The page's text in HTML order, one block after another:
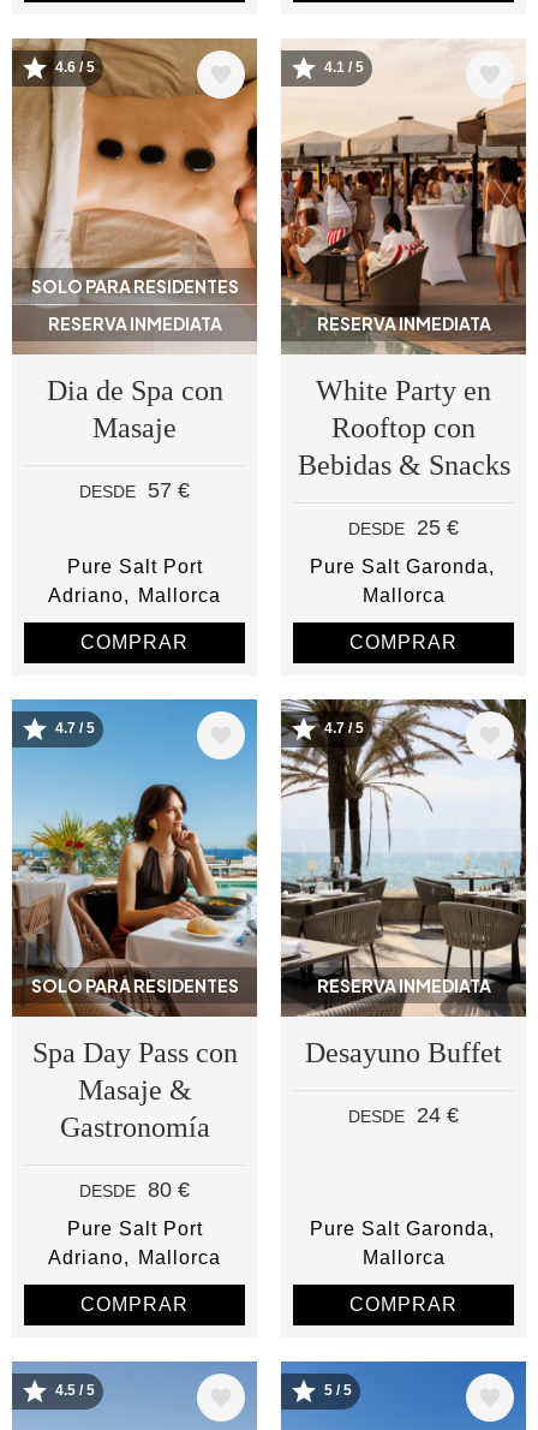
SOLO PARA RESIDENTES
RESERVA INMEDIATA
Image
4.6 / 5
Dia de Spa con
Masaje
DESDE 57 €
Pure Salt Port
Adriano
Mallorca
COMPRAR
RESERVA INMEDIATA
Image
4.1 / 5
White Party en
Rooftop con
Bebidas & Snacks
DESDE 25 €
Pure Salt Garonda
Mallorca
COMPRAR
SOLO PARA RESIDENTES
Image
4.7 / 5
Spa Day Pass con
Masaje &
Gastronomía
DESDE 80 €
Pure Salt Port
Adriano
Mallorca
COMPRAR
RESERVA INMEDIATA
Image
4.7 / 5
Desayuno Buffet
DESDE 24 €
Pure Salt Garonda
Mallorca
COMPRAR
Image
4.5 / 5 Image
5 / 5